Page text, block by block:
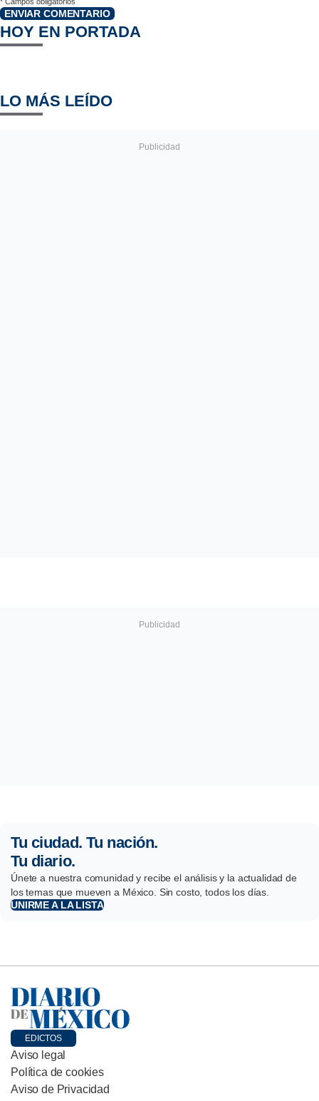
ENVIAR COMENTARIO
HOY EN PORTADA
LO MÁS LEÍDO
Tu ciudad. Tu nación.
Tu diario.
Únete a nuestra comunidad y recibe el análisis y la actualidad de
los temas que mueven a México. Sin costo, todos los días.
UNIRME A LA LISTA
EDICTOS
Aviso legal
Política de cookies
Aviso de Privacidad